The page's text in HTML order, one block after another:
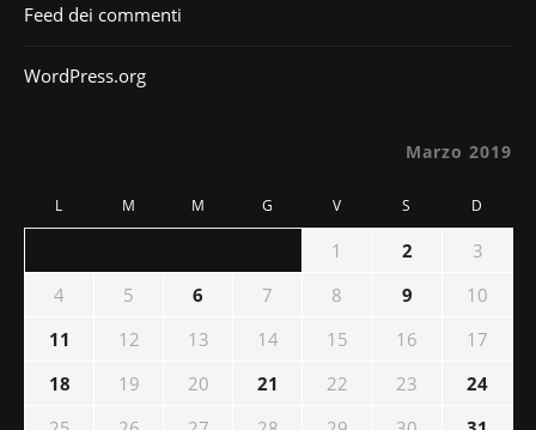
Feed dei commenti
WordPress.org
Marzo 2019
L M M G V S D
1 2
3
4
5 6 7 8 9
10
11
12 13 14 15 16
17
18
19 20 21 22 23
24